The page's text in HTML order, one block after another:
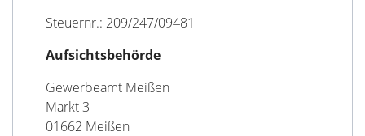
Steuernr.: 209/247/09481
Aufsichtsbehörde
Gewerbeamt Meißen
Markt 3
01662 Meißen